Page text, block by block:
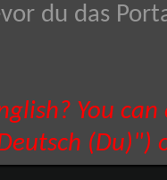
du das
You
(Du)")